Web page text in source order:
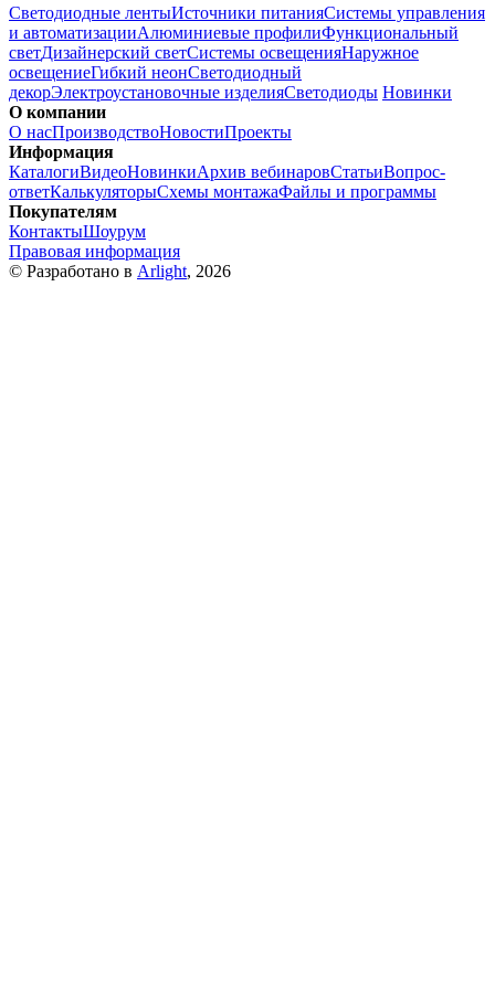
Светодиодные лентыИсточники питанияСистемы управления
и автоматизацииАлюминиевые профилиФункциональный
светДизайнерский светСистемы освещенияНаружное
освещениеГибкий неонСветодиодный
декорЭлектроустановочные изделияСветодиоды Новинки
О компании
О насПроизводствоНовостиПроекты
Информация
КаталогиВидеоНовинкиАрхив вебинаровСтатьиВопрос-
ответКалькуляторыСхемы монтажаФайлы и программы
Покупателям
КонтактыШоурум
Правовая информация
© Разработано в Arlight, 2026